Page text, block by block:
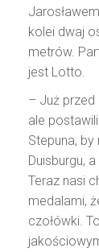
kolei dwaj
metrów.
jest Lotto.
– Już przed
ale
Stepuna,
Duisburgu,
Teraz nasi
medalami,
czołówki.